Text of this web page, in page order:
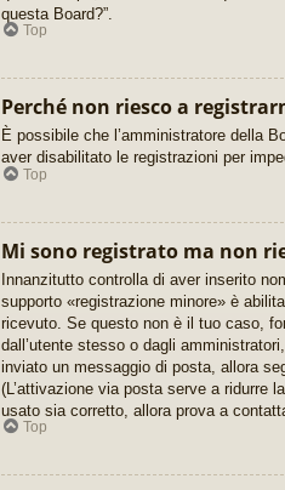
questa Board?”.
Top
Perché non riesco a
È possibile che l’amministratore della
aver disabilitato le registrazioni per
Top
Mi sono registrato ma non
Innanzitutto controlla di aver inserito
supporto «registrazione minore» è
ricevuto. Se questo non è il tuo caso,
dall’utente stesso o dagli
inviato un messaggio di posta, allora
(L’attivazione via posta serve a ridurre
usato sia corretto, allora prova a
Top